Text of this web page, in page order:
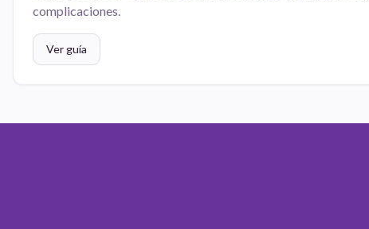
complicaciones.
Ver guía